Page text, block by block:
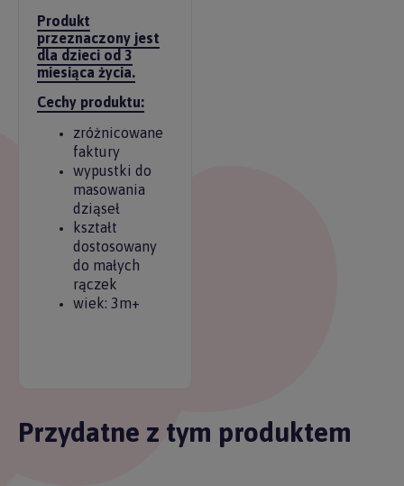
Produkt
przeznaczony jest
dla dzieci od 3
miesiąca życia.
Cechy produktu:
zróżnicowane
faktury
wypustki do
masowania
dziąseł
kształt
dostosowany
do małych
rączek
wiek: 3m+
Przydatne z tym produktem